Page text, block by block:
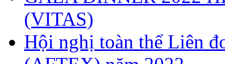
(VITAS)
Hội nghị toàn thể Liên